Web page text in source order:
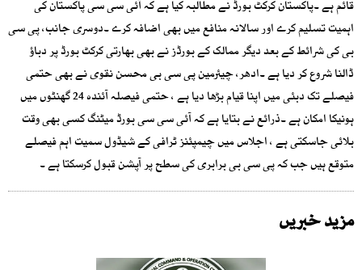
قائم ہے ۔پاکستان کرکٹ بورڈ نے مطالبہ کیا ہے کہ آئی سی سی پاکستان کی
اہمیت تسلیم کرے اور سالانہ منافع میں بھی اضافہ کرے ۔دوسری جانب، پی سی
بی کی شرائط کے بعد دیگر ممالک کے بورڈز نے بھی بھارتی کرکٹ بورڈ پر دباؤ
ڈالنا شروع کر دیا ہے ۔ادھر، چیئرمین پی سی بی محسن نقوی نے بھی حتمی
فیصلے تک دبئی میں اپنا قیام بڑھا دیا ہے ، حتمی فیصلہ آئندہ 24 گھنٹوں میں
ہونیکا امکان ہے ۔ذرائع نے بتایا ہے کہ آئی سی سی بورڈ میٹنگ کسی بھی وقت
بلائی جاسکتی ہے ، اجلاس میں چیمپئنز ٹرافی کے شیڈول سمیت اہم فیصلے
متوقع ہیں جب کہ پی سی بی برابری کی سطح پر آپشن قبول کرسکتا ہے ۔
مزید خبریں